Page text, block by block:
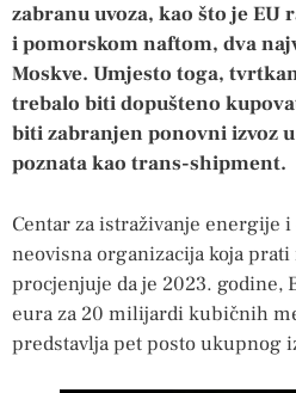
zabranu uvoza, kao što je
i pomorskom naftom, dva
Moskve. Umjesto toga,
trebalo biti dopušteno
biti zabranjen ponovni izvoz
poznata kao trans-shipment.
Centar za istraživanje energije
neovisna organizacija koja
procjenjuje da je 2023. godine,
eura za 20 milijardi kubičnih
predstavlja pet posto ukupnog